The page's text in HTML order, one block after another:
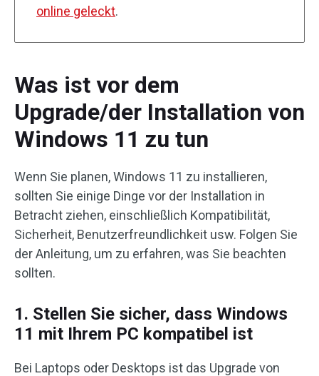
online geleckt.
Was ist vor dem
Upgrade/der Installation von
Windows 11 zu tun
Wenn Sie planen, Windows 11 zu installieren,
sollten Sie einige Dinge vor der Installation in
Betracht ziehen, einschließlich Kompatibilität,
Sicherheit, Benutzerfreundlichkeit usw. Folgen Sie
der Anleitung, um zu erfahren, was Sie beachten
sollten.
1. Stellen Sie sicher, dass Windows
11 mit Ihrem PC kompatibel ist
Bei Laptops oder Desktops ist das Upgrade von